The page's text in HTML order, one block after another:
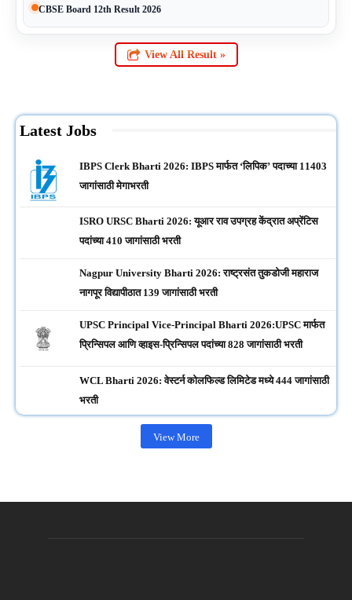
CBSE Board 12th Result 2026
View All Result »
Latest Jobs
IBPS Clerk Bharti 2026: IBPS मार्फत ‘लिपिक’ पदाच्या 11403
जागांसाठी मेगाभरती
ISRO URSC Bharti 2026: यूआर राव उपग्रह केंद्रात अप्रेंटिस
पदांच्या 410 जागांसाठी भरती
Nagpur University Bharti 2026: राष्ट्रसंत तुकडोजी महाराज
नागपूर विद्यापीठात 139 जागांसाठी भरती
UPSC Principal Vice-Principal Bharti 2026:UPSC मार्फत
प्रिन्सिपल आणि व्हाइस-प्रिन्सिपल पदांच्या 828 जागांसाठी भरती
WCL Bharti 2026: वेस्टर्न कोलफिल्ड लिमिटेड मध्ये 444 जागांसाठी
भरती
View More